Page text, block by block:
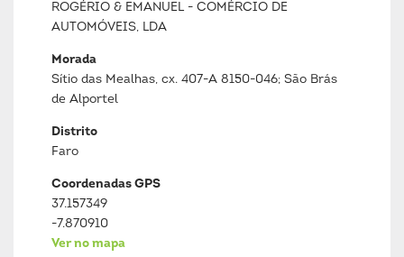
ROGÉRIO & EMANUEL - COMÉRCIO DE
AUTOMÓVEIS, LDA
Morada
Sítio das Mealhas, cx. 407-A 8150-046; São Brás
de Alportel
Distrito
Faro
Coordenadas GPS
37.157349
-7.870910
Ver no mapa